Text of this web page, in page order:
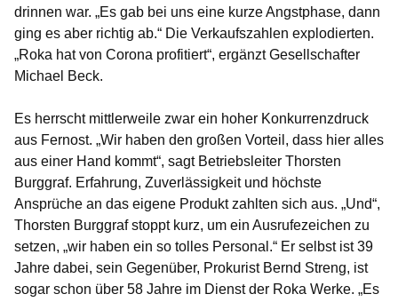
drinnen war. „Es gab bei uns eine kurze Angstphase, dann
ging es aber richtig ab.“ Die Verkaufszahlen explodierten.
„Roka hat von Corona profitiert“, ergänzt Gesellschafter
Michael Beck.
Es herrscht mittlerweile zwar ein hoher Konkurrenzdruck
aus Fernost. „Wir haben den großen Vorteil, dass hier alles
aus einer Hand kommt“, sagt Betriebsleiter Thorsten
Burggraf. Erfahrung, Zuverlässigkeit und höchste
Ansprüche an das eigene Produkt zahlten sich aus. „Und“,
Thorsten Burggraf stoppt kurz, um ein Ausrufezeichen zu
setzen, „wir haben ein so tolles Personal.“ Er selbst ist 39
Jahre dabei, sein Gegenüber, Prokurist Bernd Streng, ist
sogar schon über 58 Jahre im Dienst der Roka Werke. „Es